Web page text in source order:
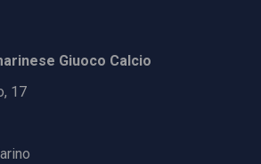
Giuoco Calcio
17